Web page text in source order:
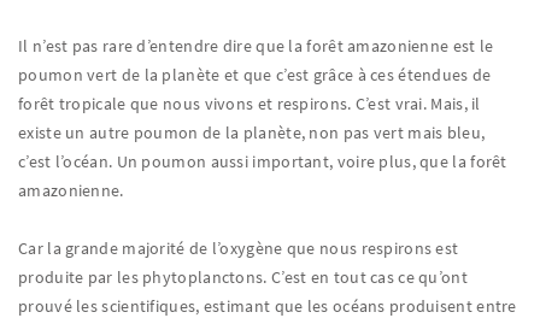
Il n’est pas rare d’entendre dire que la forêt amazonienne est le
poumon vert de la planète et que c’est grâce à ces étendues de
forêt tropicale que nous vivons et respirons. C’est vrai. Mais, il
existe un autre poumon de la planète, non pas vert mais bleu,
c’est l’océan. Un poumon aussi important, voire plus, que la forêt
amazonienne.
Car la grande majorité de l’oxygène que nous respirons est
produite par les phytoplanctons. C’est en tout cas ce qu’ont
prouvé les scientifiques, estimant que les océans produisent entre